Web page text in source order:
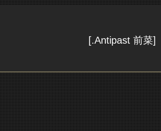
[.Antipast 前菜]